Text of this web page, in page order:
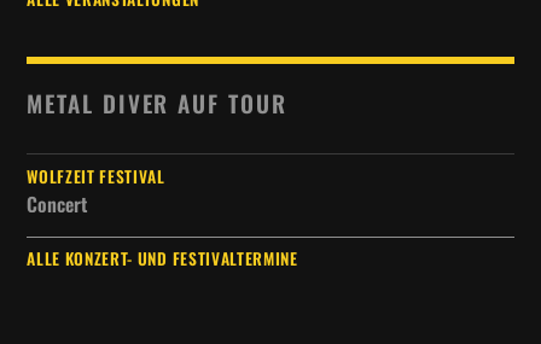
METAL DIVER AUF TOUR
WOLFZEIT FESTIVAL
Concert
ALLE KONZERT- UND FESTIVALTERMINE